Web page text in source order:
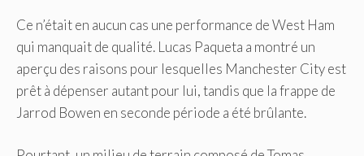
Ce n’était en aucun cas une performance de West Ham
qui manquait de qualité. Lucas Paqueta a montré un
aperçu des raisons pour lesquelles Manchester City est
prêt à dépenser autant pour lui, tandis que la frappe de
Jarrod Bowen en seconde période a été brûlante.